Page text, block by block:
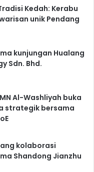
Kedah: Kerabu
unik Pendang
kunjungan Hualang
Sdn. Bhd.
Al-Washliyah buka
strategik bersama
kolaborasi
Shandong Jianzhu